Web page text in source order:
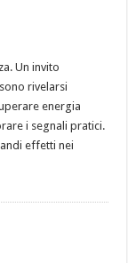
Un invito
rivelarsi
energia
i segnali pratici.
effetti nei